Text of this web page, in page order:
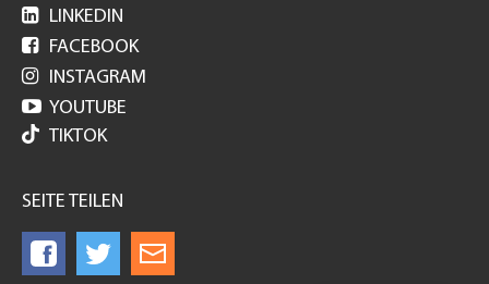
 LINKEDIN
 FACEBOOK
 INSTAGRAM
 YOUTUBE
TIKTOK
SEITE TEILEN